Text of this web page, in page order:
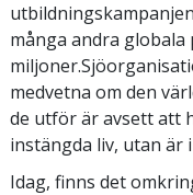
många andra
medvetna om den
de utför är avsett att
instängda liv, utan är
Idag, finns det